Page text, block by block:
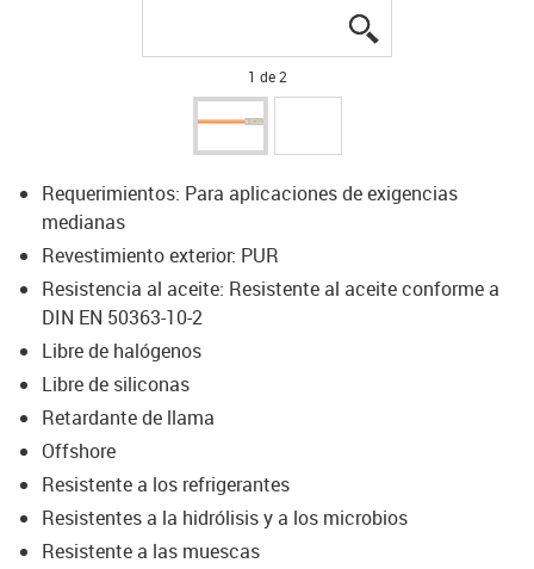
1 de 2
Requerimientos: Para aplicaciones de exigencias
medianas
Revestimiento exterior: PUR
Resistencia al aceite: Resistente al aceite conforme a
DIN EN 50363-10-2
Libre de halógenos
Libre de siliconas
Retardante de llama
Offshore
Resistente a los refrigerantes
Resistentes a la hidrólisis y a los microbios
Resistente a las muescas